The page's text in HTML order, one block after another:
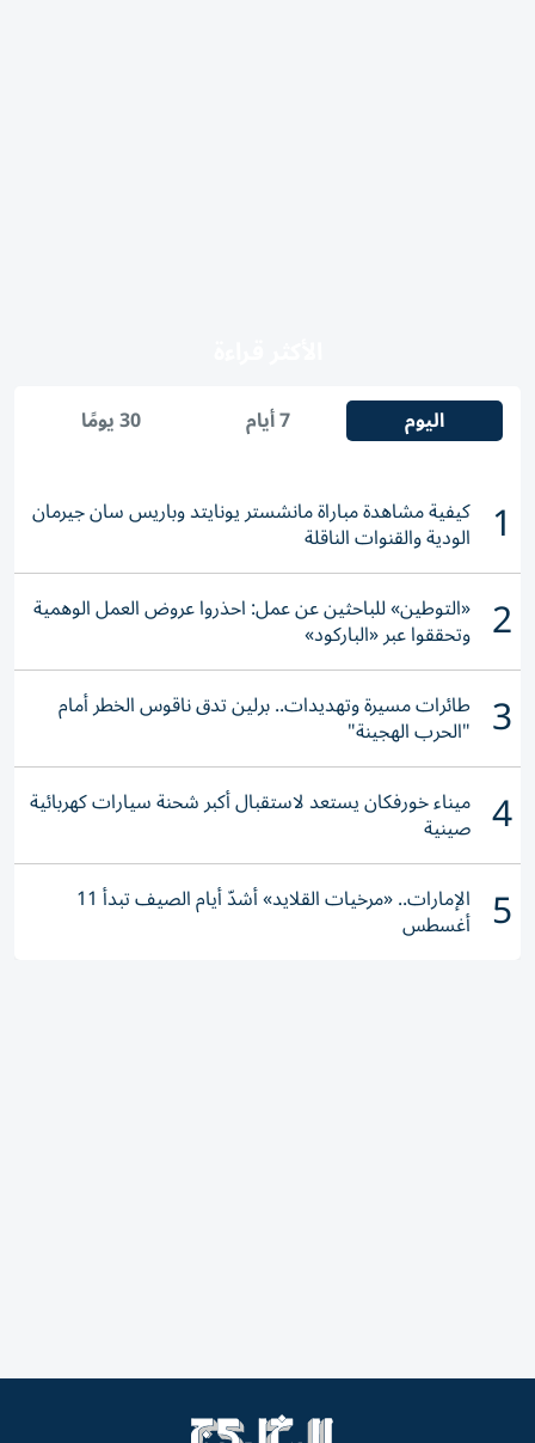
اليوم 7 أيام 30 يومًا
1 كيفية مشاهدة مباراة مانشستر يونايتد وباريس سان جيرمان
الودية والقنوات الناقلة
2 «التوطين» للباحثين عن عمل: احذروا عروض العمل الوهمية
وتحققوا عبر «الباركود»
3 طائرات مسيرة وتهديدات.. برلين تدق ناقوس الخطر أمام
"الحرب الهجينة"
4 ميناء خورفكان يستعد لاستقبال أكبر شحنة سيارات كهربائية
صينية
5 الإمارات.. «مرخيات القلايد» أشدّ أيام الصيف تبدأ 11
أغسطس